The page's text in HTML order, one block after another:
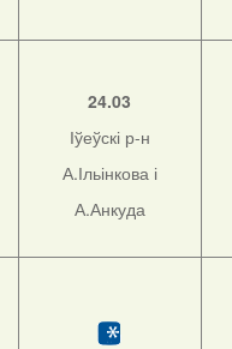
24.03
Іўеўскі р-н
А.Ільінкова і
А.Анкуда